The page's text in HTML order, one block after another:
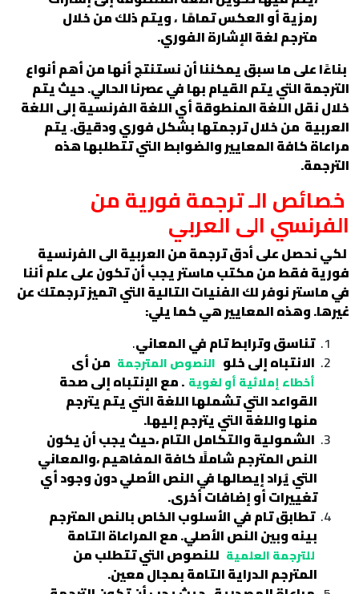
رمزية أو العكس تمامًا ،ويتم ذلك من خلال
مترجم لغة الإشارة الفوري.
بناءًا على ما سبق يمكننا أن نستنتج أنها من أهم أنواع
الترجمة التي يتم القيام بها في عصرنا الحالي. حيث يتم
خلال نقل اللغة المنطوقة أي اللغة الفرنسية إلى اللغة
العربية من خلال ترجمتها بشكل فوري ودقيق. يتم
مراعاة كافة المعايير والضوابط التي تتطلبها هذه
الترجمة.
خصائص الـ ترجمة فورية من
الفرنسي الى العربي
لكي نحصل على أدق ترجمة من العربية الى الفرنسية
فورية فقط من مكتب ماستر يجب أن تكون على علم أننا
في ماستر نوفر لك الفنيات التالية التي اتميز ترجمتك عن
غيرها. وهذه المعايير هي كما يلي:
تناسق وترابط تام في المعاني.
الانتباه إلى خلو النصوص المترجمة من أى
أخطاء إملائية أو لغوية . مع الإنتباه إلى صحة
القواعد التي تشملها اللغة التي يتم يترجم
منها واللغة التي يترجم إليها.
الشمولية والتكامل التام ،حيث يجب أن يكون
النص المترجم شاملًا كافة المفاهيم ،والمعاني
التي يُراد إيصالها في النص الأصلي دون وجود أي
تغييرات أو إضافات أخرى.
تطابق تام في الأسلوبالخاص بالنص المترجم
بينه وبين النص الأصلي. مع المراعاة التامة
للترجمة العلمية للنصوص التي تتطلب من
المترجم الدراية التامة بمجال معين.